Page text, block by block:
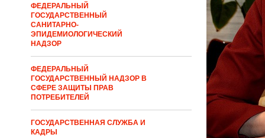
ФЕДЕРАЛЬНЫЙ
ГОСУДАРСТВЕННЫЙ
САНИТАРНО-
ЭПИДЕМИОЛОГИЧЕСКИЙ
НАДЗОР
ФЕДЕРАЛЬНЫЙ
ГОСУДАРСТВЕННЫЙ НАДЗОР В
СФЕРЕ ЗАЩИТЫ ПРАВ
ПОТРЕБИТЕЛЕЙ
ГОСУДАРСТВЕННАЯ СЛУЖБА И
КАДРЫ